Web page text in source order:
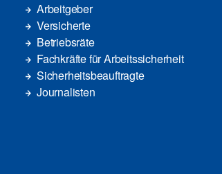
Arbeitgeber
Versicherte
Betriebsräte
Fachkräfte für Arbeitssicherheit
Sicherheitsbeauftragte
Journalisten